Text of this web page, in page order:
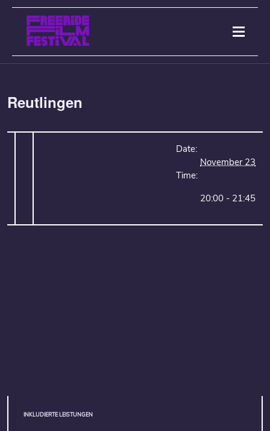
Reutlingen
Date:
November 23
Time:
20:00 - 21:45
INKLUDIERTE LEISTUNGEN